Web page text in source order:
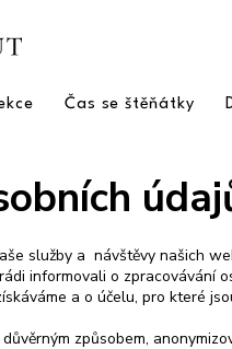
Čas se štěňátky
služby a návštěvy našich
informovali o zpracovávání
a o účelu, pro které
způsobem,